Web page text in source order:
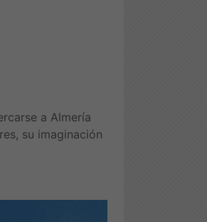
a Almería
su imaginación